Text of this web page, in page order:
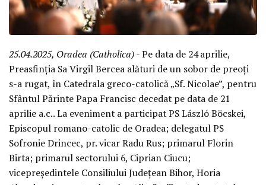
25.04.2025, Oradea (Catholica)- Pe data de 24 aprilie,
Preasfinția Sa Virgil Bercea alături de un sobor de preoți
s-a rugat, în Catedrala greco-catolică „Sf. Nicolae”, pentru
Sfântul Părinte Papa Francisc decedat pe data de 21
aprilie a.c.. La eveniment a participat PS László Böcskei,
Episcopul romano-catolic de Oradea; delegatul PS
Sofronie Drincec, pr. vicar Radu Rus; primarul Florin
Birta; primarul sectorului 6, Ciprian Ciucu;
vicepreședintele Consiliului Județean Bihor, Horia